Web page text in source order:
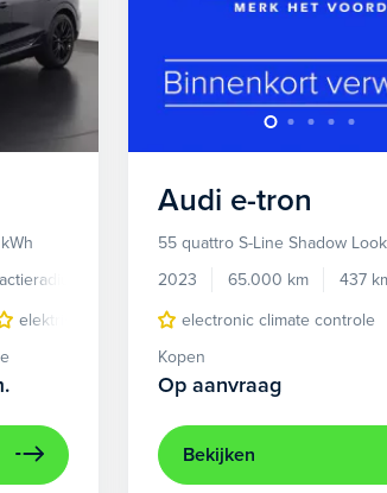
Elektrisch
elektrisch glazen panorama-dak lichtmetalen
Audi e-tron
55 quattro S-Line Shadow
2023
65.000 km 437
electronic climate controle
Kopen
Op aanvraag
Bekijken